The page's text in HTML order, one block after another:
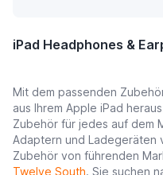
iPad Headphones &
Mit dem passenden
aus Ihrem Apple iPad
Zubehör für jedes auf dem
Adaptern und Ladegeräten
Zubehör von führenden
Twelve South. Sie suchen